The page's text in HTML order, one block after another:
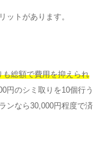
ットがあります。
総額で費用を抑えられ
円のシミ取りを10個行う
ンなら30,000円程度で済